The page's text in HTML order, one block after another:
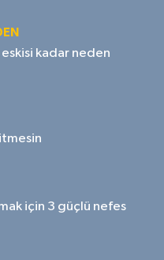
kadar neden
için 3 güçlü nefes